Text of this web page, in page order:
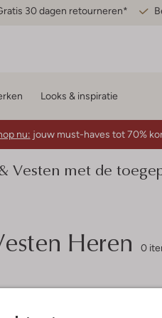
30 dagen retourneren*
Looks & inspiratie
nu: jouw must-haves tot 70%
met de
Heren 0